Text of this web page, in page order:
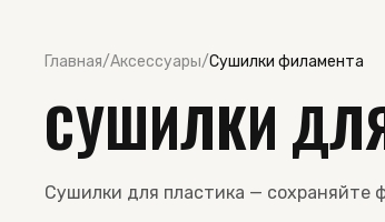
Главная/Аксессуары/Сушилки филамента
СУШИЛКИ
Сушилки для пластика — сохраняйте